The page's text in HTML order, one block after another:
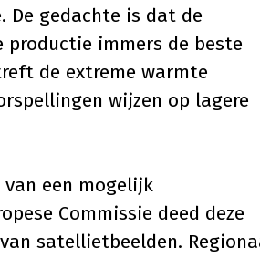
gedachte is dat de
productie immers de beste
de extreme warmte
wijzen op lagere
van een mogelijk
Commissie deed deze
satellietbeelden.